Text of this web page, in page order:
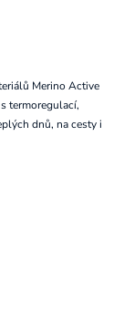
Merino Active
termoregulací,
dnů, na cesty i